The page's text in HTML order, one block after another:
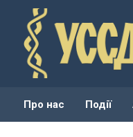
Про нас Події